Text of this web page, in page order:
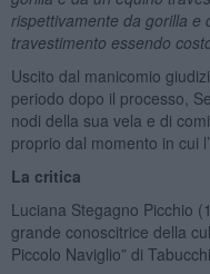
rispettivamente da gorilla e
travestimento essendo
Uscito dal manicomio
periodo dopo il processo,
nodi della sua vela e di
proprio dal momento in cui
La critica
Luciana Stegagno Picchio
grande conoscitrice della
Piccolo Naviglio” di